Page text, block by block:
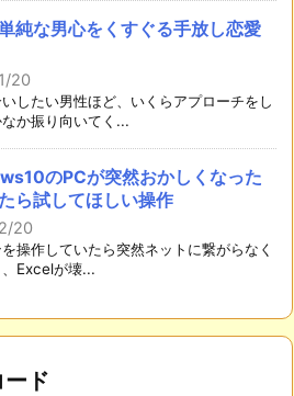
純な男心をくすぐる手放し恋愛
20
したい男性ほど、いくらアプローチをし
か振り向いてく...
のPCが突然おかしくなった
ら試してほしい操作
20
操作していたら突然ネットに繋がらなく
、Excelが壊...
ド